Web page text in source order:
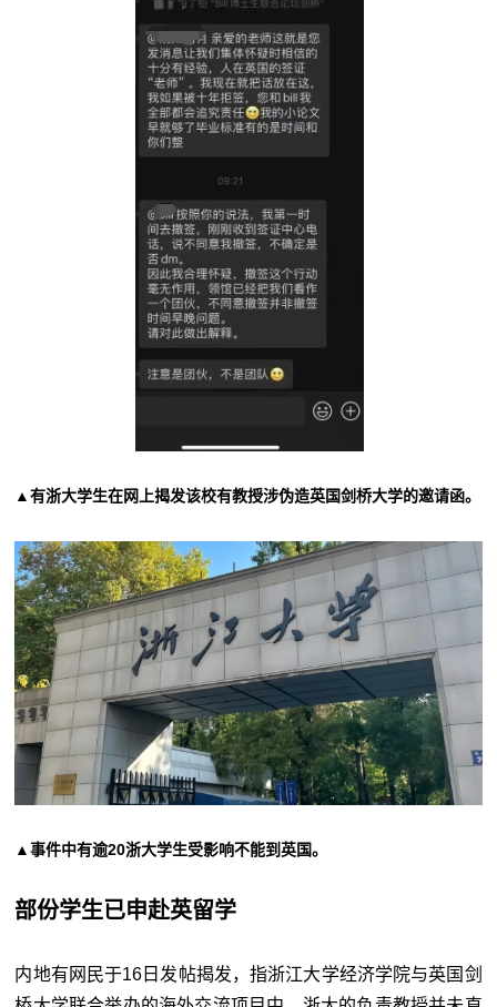
▲有浙大学生在网上揭发该校有教授涉伪造英国剑桥大学的邀请函。
▲事件中有逾20浙大学生受影响不能到英国。
部份学生已申赴英留学
内地有网民于16日发帖揭发，指浙江大学经济学院与英国剑